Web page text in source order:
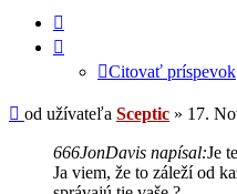
Sceptic
Citovať príspevok
Príspevok
od užívateľa Sceptic » 17.
666JonDavis napísal:Je
Ja viem, že to záleží od